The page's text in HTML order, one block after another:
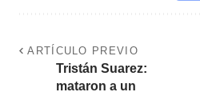
ARTÍCULO PREVIO
Tristán Suarez:
mataron a un